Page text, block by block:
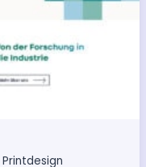
Printdesign